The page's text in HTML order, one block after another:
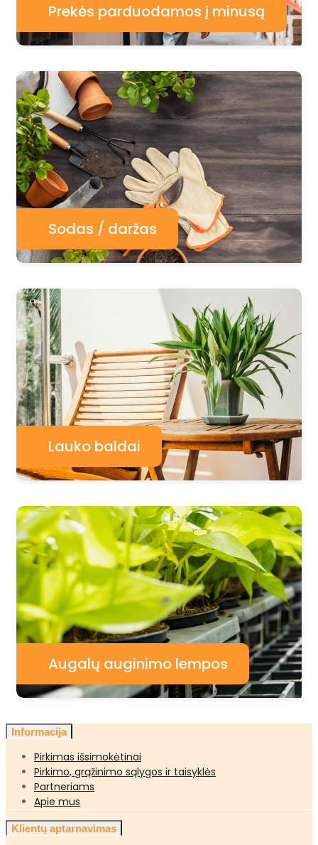
Prekės parduodamos į minusą
Sodas / daržas
Lauko baldai
Augalų auginimo lempos
Informacija
Pirkimas išsimokėtinai
Pirkimo, grąžinimo sąlygos ir taisyklės
Partneriams
Apie mus
Klientų aptarnavimas